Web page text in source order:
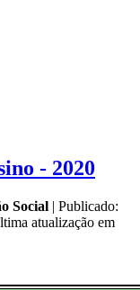
- 2020
Social | Publicado:
atualização em